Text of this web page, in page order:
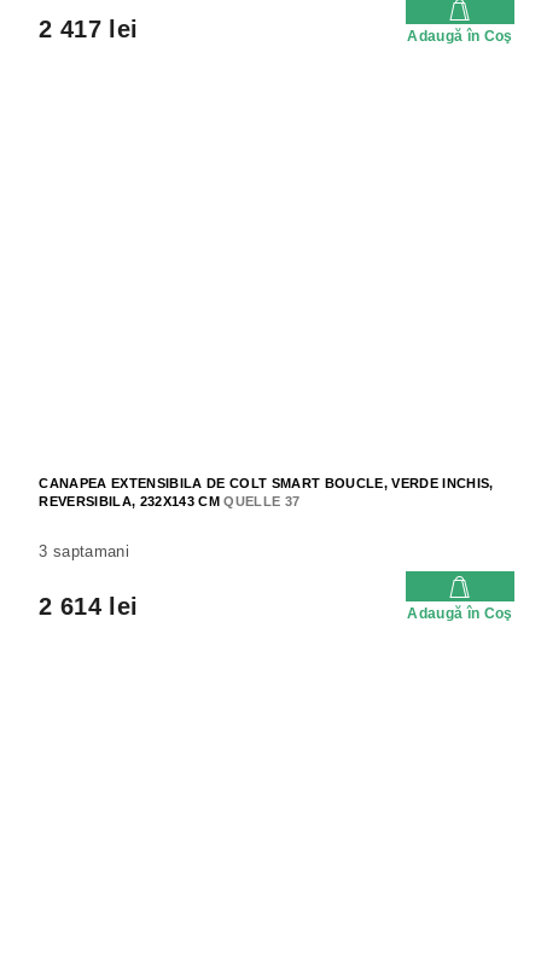
2 417 lei Adaugă în Coş
CANAPEA EXTENSIBILA DE COLT SMART BOUCLE, VERDE INCHIS,
REVERSIBILA, 232X143 CMQUELLE 37
3 saptamani
2 614 lei Adaugă în Coş